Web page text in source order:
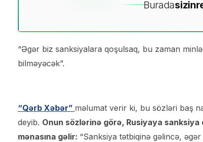
Buradasizin
“Əgər biz sanksiyalara qoşulsaq, bu zaman
bilməyəcək”.
“Qərb Xəbər” məlumat verir ki, bu sözləri baş
deyib. Onun sözlərinə görə, Rusiyaya
mənasına gəlir: “Sanksiya tətbiqinə gəlincə,